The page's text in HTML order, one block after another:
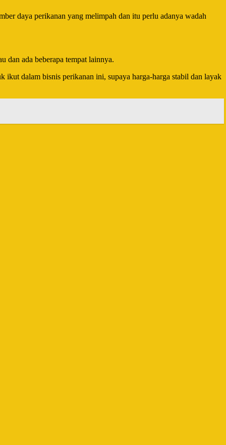
daya perikanan yang melimpah dan itu perlu adanya wadah
dan ada beberapa tempat lainnya.
ikut dalam bisnis perikanan ini, supaya harga-harga stabil dan layak